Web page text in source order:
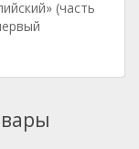
(часть